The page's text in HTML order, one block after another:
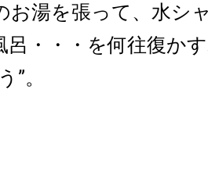
お湯を張って、水
・・・を何往復か
”。